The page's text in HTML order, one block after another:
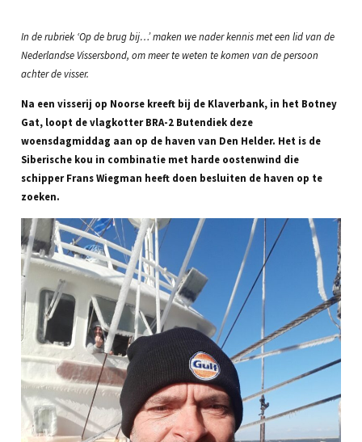
In de rubriek ‘Op de brug bij…’ maken we nader kennis met een lid van de
Nederlandse Vissersbond, om meer te weten te komen van de persoon
achter de visser.
Na een visserij op Noorse kreeft bij de Klaverbank, in het Botney
Gat, loopt de vlagkotter BRA-2 Butendiek deze
woensdagmiddag aan op de haven van Den Helder. Het is de
Siberische kou in combinatie met harde oostenwind die
schipper Frans Wiegman heeft doen besluiten de haven op te
zoeken.